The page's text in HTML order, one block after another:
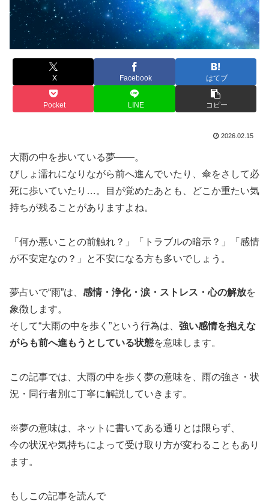
X Facebook はてブ
Pocket LINE コピー
2026.02.15
大雨の中を歩いている夢――。
びしょ濡れになりながら前へ進んでいたり、傘をさして必
死に歩いていたり…。目が覚めたあとも、どこか重たい気
持ちが残ることがありますよね。
「何か悪いことの前触れ？」「トラブルの暗示？」「感情
が不安定なの？」と不安になる方も多いでしょう。
夢占いで“雨”は、 感情・浄化・涙・ストレス・心の解放を
象徴します。
そして“大雨の中を歩く”という行為は、 強い感情を抱えな
がらも前へ進もうとしている状態を意味します。
この記事では、大雨の中を歩く夢の意味を、雨の強さ・状
況・同行者別に丁寧に解説していきます。
※夢の意味は、ネットに書いてある通りとは限らず、
今の状況や気持ちによって受け取り方が変わることもあり
ます。
もしこの記事を読んで